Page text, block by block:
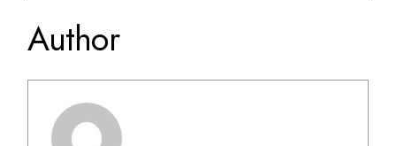
Author